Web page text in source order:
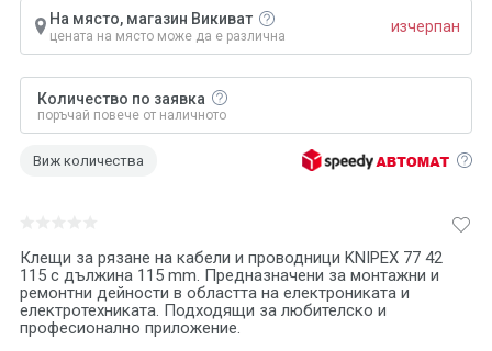
Клещи за рязане на кабели и проводници KNIPEX 77 42
115 с дължина 115 mm. Предназначени за монтажни и
ремонтни дейности в областта на електрониката и
електротехниката. Подходящи за любителско и
професионално приложение.
На място, магазин Викиват
цената на място може да е различна
изчерпан
Количество по заявка
поръчай повече от наличното
Виж количества